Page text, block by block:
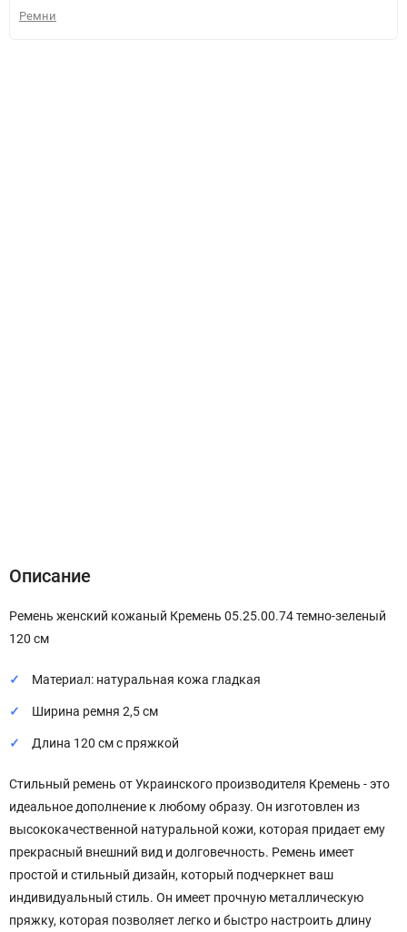
Ремни
Описание
Ремень женский кожаный Кремень 05.25.00.74 темно-зеленый
120 см
Материал: натуральная кожа гладкая
Ширина ремня 2,5 см
Длина 120 см с пряжкой
Стильный ремень от Украинского производителя Кремень - это
идеальное дополнение к любому образу. Он изготовлен из
высококачественной натуральной кожи, которая придает ему
прекрасный внешний вид и долговечность. Ремень имеет
простой и стильный дизайн, который подчеркнет ваш
индивидуальный стиль. Он имеет прочную металлическую
пряжку, которая позволяет легко и быстро настроить длину